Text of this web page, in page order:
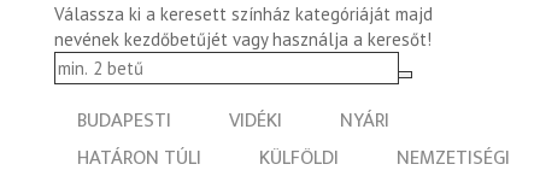
Válassza ki a keresett színház kategóriáját majd
nevének kezdőbetűjét vagy használja a keresőt!
BUDAPESTI VIDÉKI
NYÁRI
HATÁRON TÚLI
KÜLFÖLDI
NEMZETISÉGI